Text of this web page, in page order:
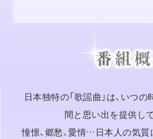
日本独特の「歌謡曲」は、いつ
間と思い出を提供し
憧憬、郷愁、愛情…日本人の気